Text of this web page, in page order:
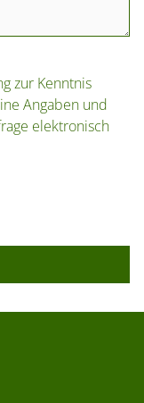
zur Kenntnis
Angaben und
elektronisch